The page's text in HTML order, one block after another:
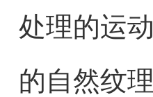
处理的运
的自然纹